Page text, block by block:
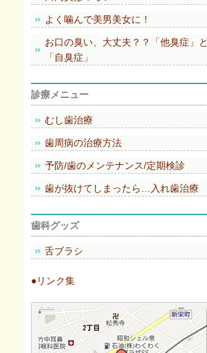
よく噛んで美男美女に！
お口の臭い、大丈夫？？「他臭症」と
「自臭症」
診療メニュー
むし歯治療
歯周病の治療方法
予防/歯のメンテナンス/定期検診
歯が抜けてしまったら…入れ歯治療
歯科グッズ
舌ブラシ
●リンク集